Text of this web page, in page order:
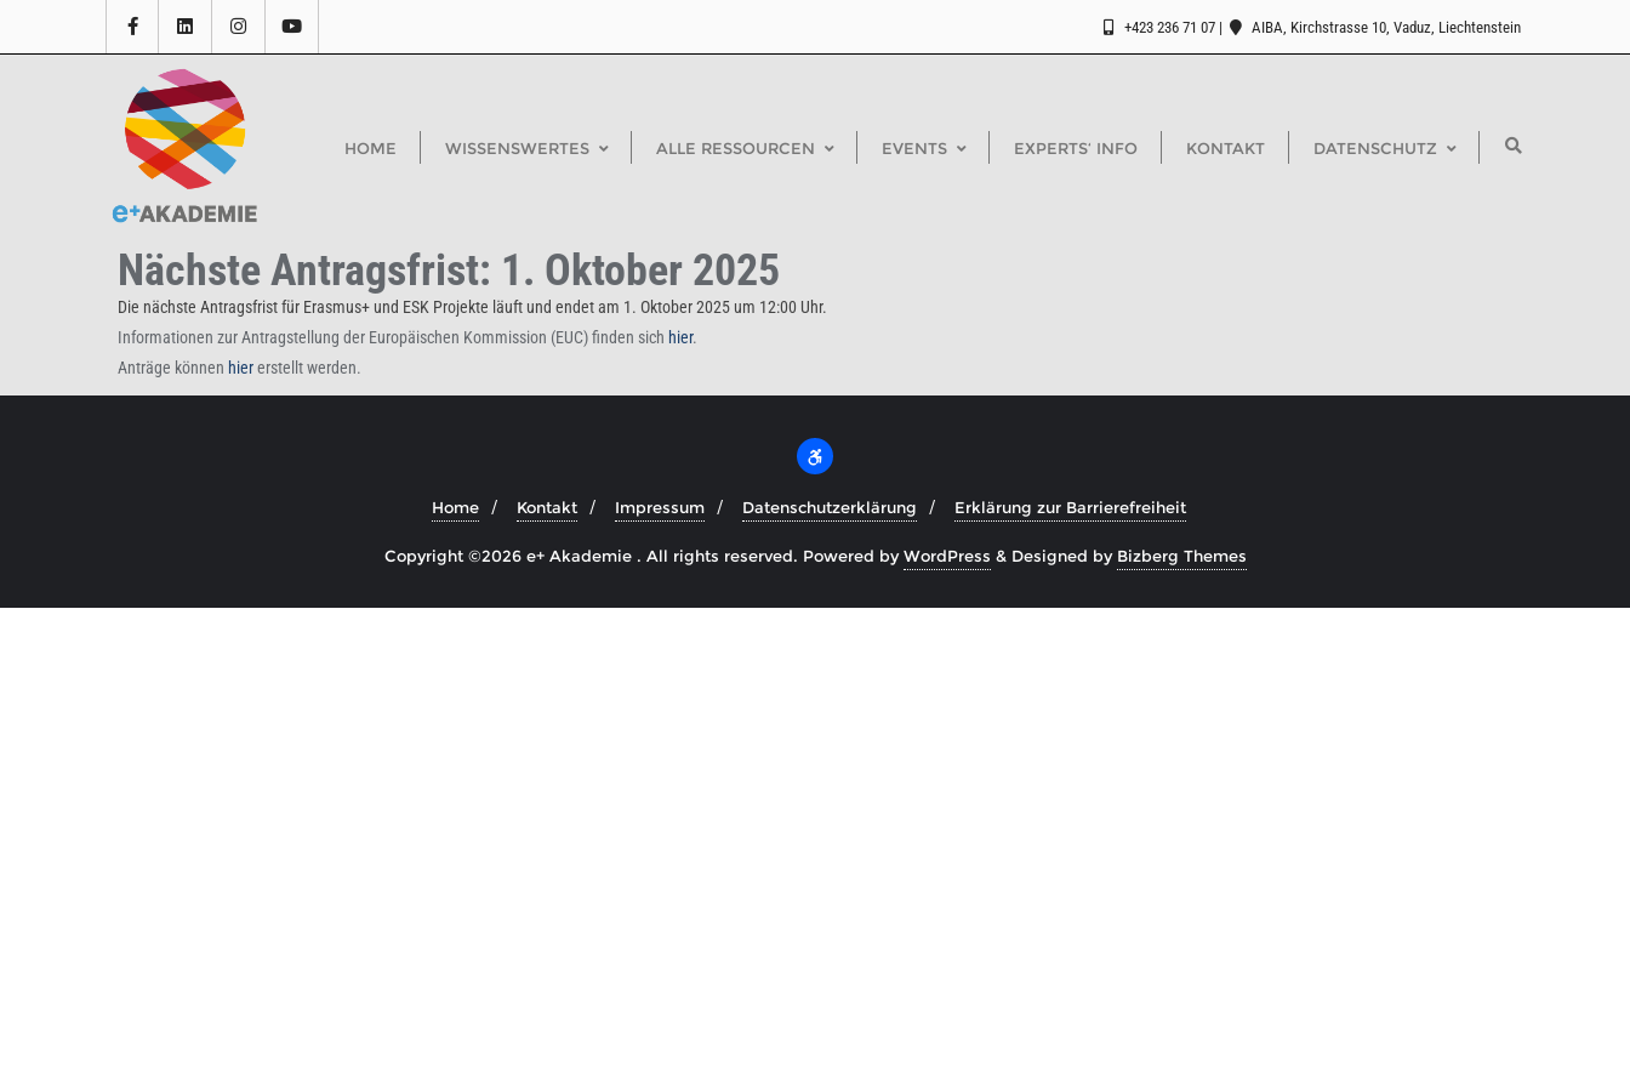
+423 236 71 07 AIBA, Kirchstrasse 10, Vaduz, Liechtenstein
HOME WISSENSWERTES ALLE RESSOURCEN EVENTS EXPERTS‘ INFO KONTAKT DATENSCHUTZ
Nächste Antragsfrist: 1. Oktober 2025
Die nächste Antragsfrist für Erasmus+ und ESK Projekte läuft und endet am 1. Oktober 2025 um 12:00 Uhr.
Informationen zur Antragstellung der Europäischen Kommission (EUC) finden sich hier.
Anträge können hiererstellt werden.
Home Kontakt Impressum Datenschutzerklärung Erklärung zur Barrierefreiheit
Copyright ©2026 e+ Akademie . All rights reserved. Powered byWordPress & Designed by Bizberg Themes